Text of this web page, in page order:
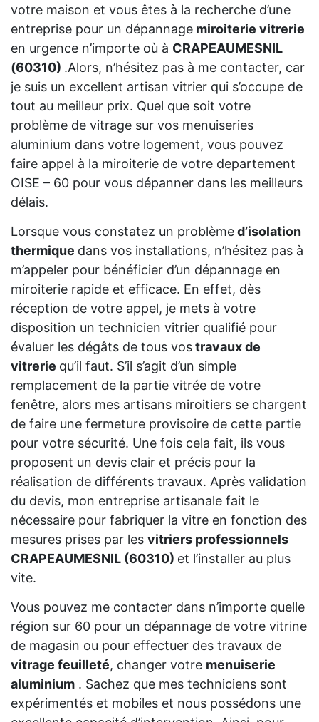
votre maison et vous êtes à la recherche d’une
entreprise pour un dépannage miroiterie vitrerie
en urgence n’importe où à CRAPEAUMESNIL
(60310) .Alors, n’hésitez pas à me contacter, car
je suis un excellent artisan vitrier qui s’occupe de
tout au meilleur prix. Quel que soit votre
problème de vitrage sur vos menuiseries
aluminium dans votre logement, vous pouvez
faire appel à la miroiterie de votre departement
OISE – 60 pour vous dépanner dans les meilleurs
délais.
Lorsque vous constatez un problèmed’isolation
thermique dans vos installations, n’hésitez pas à
m’appeler pour bénéficier d’un dépannage en
miroiterie rapide et efficace. En effet, dès
réception de votre appel, je mets à votre
disposition un technicien vitrier qualifié pour
évaluer les dégâts de tous vostravaux de
vitrerie qu’il faut. S’il s’agit d’un simple
remplacement de la partie vitrée de votre
fenêtre, alors mes artisans miroitiers se chargent
de faire une fermeture provisoire de cette partie
pour votre sécurité. Une fois cela fait, ils vous
proposent un devis clair et précis pour la
réalisation de différents travaux. Après validation
du devis, mon entreprise artisanale fait le
nécessaire pour fabriquer la vitre en fonction des
mesures prises par les vitriers professionnels
CRAPEAUMESNIL (60310) et l’installer au plus
vite.
Vous pouvez me contacter dans n’importe quelle
région sur 60 pour un dépannage de votre vitrine
de magasin ou pour effectuer des travaux de
vitrage feuilleté, changer votre menuiserie
aluminium . Sachez que mes techniciens sont
expérimentés et mobiles et nous possédons une